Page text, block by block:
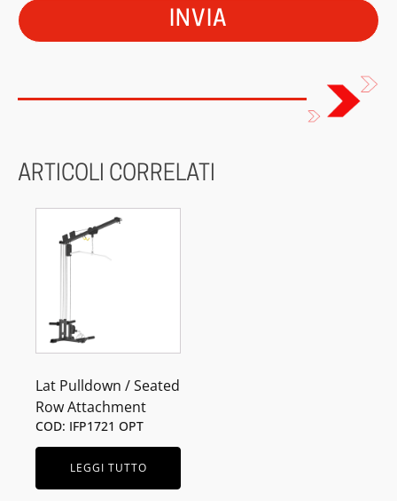
ARTICOLI CORRELATI
Lat Pulldown / Seated
Row Attachment
COD: IFP1721 OPT
LEGGI TUTTO